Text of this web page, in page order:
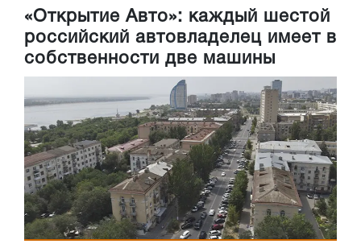
«Открытие Авто»: каждый шестой
российский автовладелец имеет в
собственности две машины